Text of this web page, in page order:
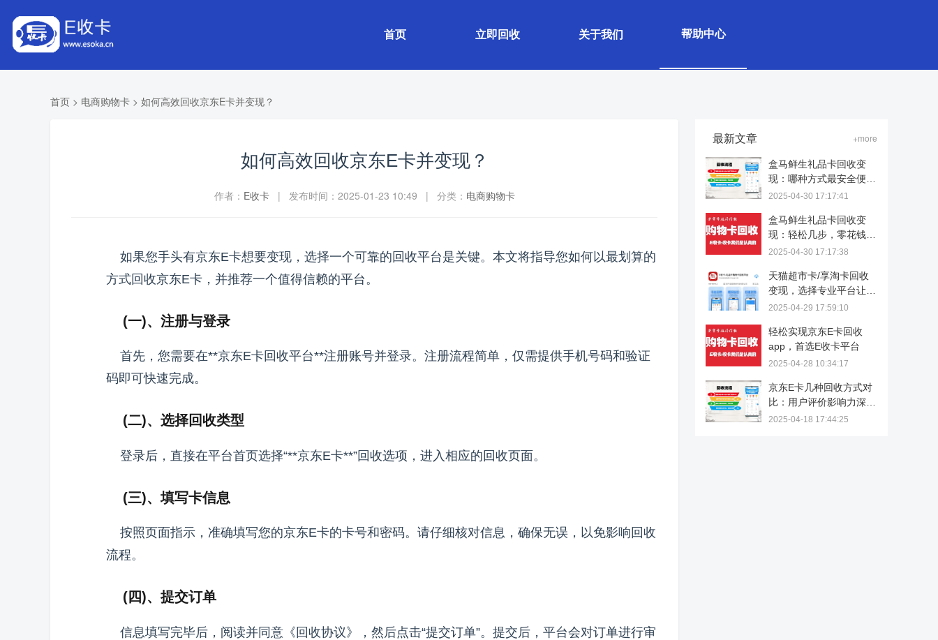
首页 立即回收 关于我们 帮助中心
首页 > 电商购物卡 > 如何高效回收京东E卡并变现？
如何高效回收京东E卡并变现？
作者： E收卡| 发布时间：2025-01-23 10:49 | 分类： 电商购物卡
如果您手头有京东E卡想要变现，选择一个可靠的回收平台是关键。本文将指导您如何以最划算的
方式回收京东E卡，并推荐一个值得信赖的平台。
(一)、注册与登录
首先，您需要在**京东E卡回收平台**注册账号并登录。注册流程简单，仅需提供手机号码和验证
码即可快速完成。
(二)、选择回收类型
登录后，直接在平台首页选择“**京东E卡**”回收选项，进入相应的回收页面。
(三)、填写卡信息
按照页面指示，准确填写您的京东E卡的卡号和密码。请仔细核对信息，确保无误，以免影响回收
流程。
(四)、提交订单
信息填写完毕后，阅读并同意《回收协议》，然后点击“提交订单”。提交后，平台会对订单进行审
最新文章 +more
盒马鲜生礼品卡回收变
现：哪种方式最安全便
捷？
2025-04-30 17:17:41
盒马鲜生礼品卡回收变
现：轻松几步，零花钱到
手！
2025-04-30 17:17:38
天猫超市卡/享淘卡回收
变现，选择专业平台让价
值重生
2025-04-29 17:59:10
轻松实现京东E卡回收
app，首选E收卡平台
2025-04-28 10:34:17
京东E卡几种回收方式对
比：用户评价影响力深度
解析
2025-04-18 17:44:25